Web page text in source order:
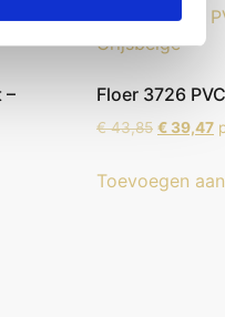
–
Floer 3726
€43,85 € 39,47
Toevoegen